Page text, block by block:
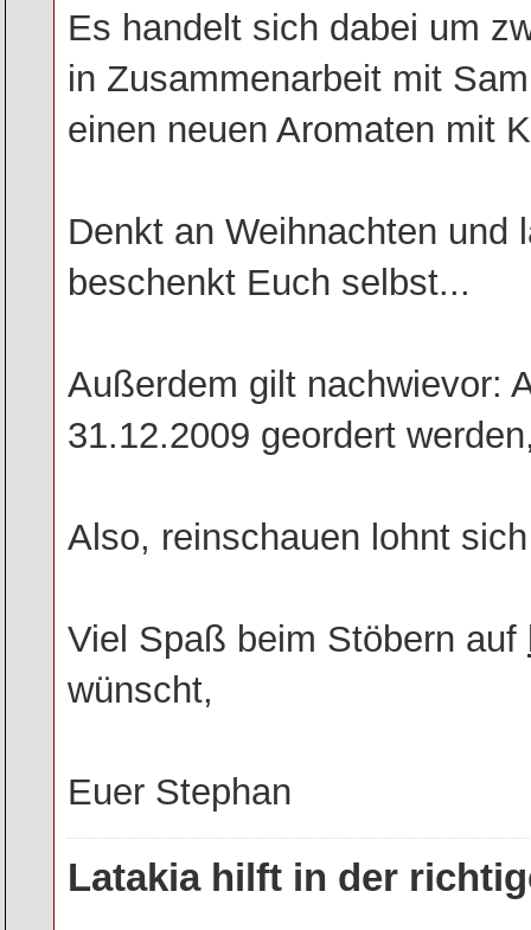
Es handelt sich dabei um
in Zusammenarbeit mit
einen neuen Aromaten mit
Denkt an Weihnachten und
beschenkt Euch selbst...
Außerdem gilt nachwievor:
31.12.2009 geordert
Also, reinschauen lohnt
Viel Spaß beim Stöbern auf
wünscht,
Euer Stephan
Latakia hilft in der